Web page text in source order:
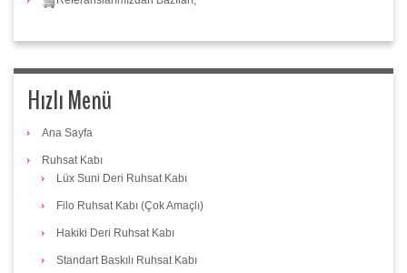
Hızlı Menü
Ana Sayfa
Ruhsat Kabı
Lüx Suni Deri Ruhsat Kabı
Filo Ruhsat Kabı (Çok Amaçlı)
Hakiki Deri Ruhsat Kabı
Standart Baskılı Ruhsat Kabı